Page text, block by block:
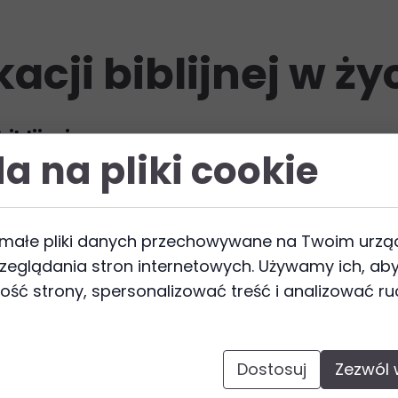
biblijnej w
rozwoju wiernych, oferując głębsze
więzi z Bogiem oraz wspólnotą.
warsztaty i zajęcia, które pomagają
rozwijanie wiary oraz umiejętności
umożliwia głębsze zrozumienie nauk
na pliki cookie
pliki danych przechowywane na Twoim
stron internetowych. Używamy ich,
strony, spersonalizować treść i analizować
Dostosuj Zezwól